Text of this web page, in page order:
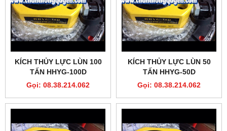
KÍCH THỦY LỰC LÙN 100
TẤN HHYG-100D
Gọi: 08.38.214.062
KÍCH THỦY LỰC LÙN 50
TẤN HHYG-50D
Gọi: 08.38.214.062